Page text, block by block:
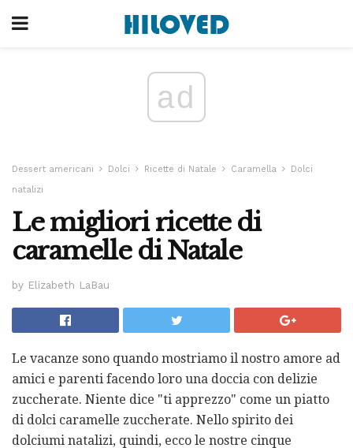
ad
Dessert americani Dolci Ricette di Natale Caramella
Dolci
natalizi
Le migliori ricette di
caramelle di Natale
by Elizabeth LaBau
Le vacanze sono quando mostriamo il nostro amore ad
amici e parenti facendo loro una doccia con delizie
zuccherate. Niente dice "ti apprezzo" come un piatto
di dolci caramelle zuccherate. Nello spirito dei
dolciumi natalizi, quindi, ecco le nostre cinque